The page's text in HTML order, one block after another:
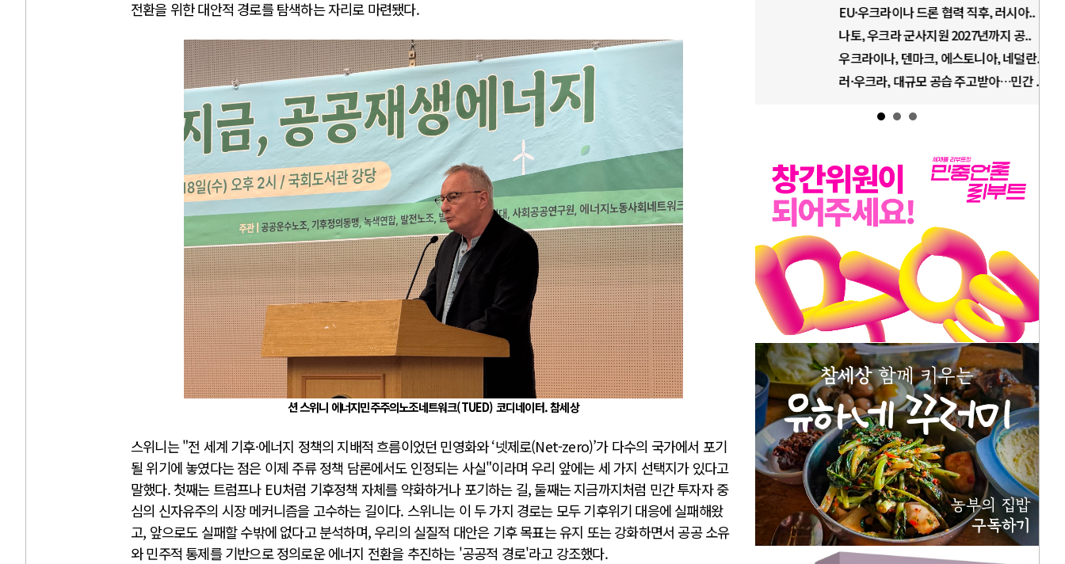
전환을 위한 대안적 경로를 탐색하는 자리로 마련됐다.
션 스위니 에너지민주주의노조네트워크(TUED) 코디네이터. 참세상
스위니는 "전 세계 기후·에너지 정책의 지배적 흐름이었던 민영화와 ‘넷제로(Net-zero)’가 다수의 국가에서 포기
될 위기에 놓였다는 점은 이제 주류 정책 담론에서도 인정되는 사실"이라며 우리 앞에는 세 가지 선택지가 있다고
말했다. 첫째는 트럼프나 EU처럼 기후정책 자체를 약화하거나 포기하는 길, 둘째는 지금까지처럼 민간 투자자 중
심의 신자유주의 시장 메커니즘을 고수하는 길이다. 스위니는 이 두 가지 경로는 모두 기후위기 대응에 실패해왔
고, 앞으로도 실패할 수밖에 없다고 분석하며, 우리의 실질적 대안은 기후 목표는 유지 또는 강화하면서 공공 소유
와 민주적 통제를 기반으로 정의로운 에너지 전환을 추진하는 '공공적 경로'라고 강조했다.
AI 데이터센터 반대 투쟁은 새로운 글로..
AI의 숨은 환경 비용: 데이터센터 확산..
AI는 어떻게 미국 민주주의를 잠식하고 ..
EU·우크라이나 드론 협력 직후, 러시아..
나토, 우크라 군사지원 2027년까지 공..
우크라이나, 덴마크, 에스토니아, 네덜란..
러·우크라, 대규모 공습 주고받아…민간 ..